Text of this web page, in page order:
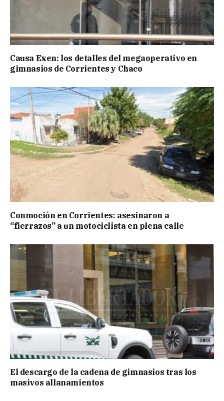
Causa Exen: los detalles del megaoperativo en
gimnasios de Corrientes y Chaco
Conmoción en Corrientes: asesinaron a
“fierrazos” a un motociclista en plena calle
El descargo de la cadena de gimnasios tras los
masivos allanamientos